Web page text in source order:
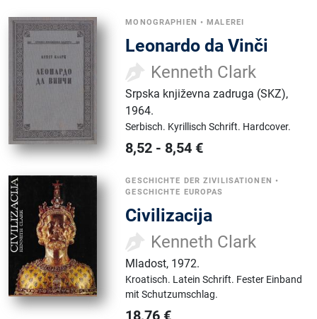
MONOGRAPHIEN •MALEREI
Leonardo da Vinči
Kenneth Clark
Srpska književna zadruga (SKZ),
1964.
Serbisch. Kyrillisch Schrift. Hardcover.
8,52 - 8,54 €
GESCHICHTE DER ZIVILISATIONEN •
GESCHICHTE EUROPAS
Civilizacija
Kenneth Clark
Mladost, 1972.
Kroatisch. Latein Schrift. Fester Einband
mit Schutzumschlag.
18,76 €